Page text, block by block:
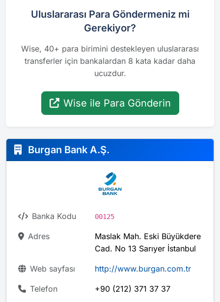
Uluslararası Para Göndermeniz mi
Gerekiyor?
Wise, 40+ para birimini destekleyen uluslararası
transferler için bankalardan 8 kata kadar daha
ucuzdur.
Wise ile Para Gönderin
Burgan Bank A.Ş.
Banka Kodu 00125
Adres
Maslak Mah. Eski Büyükdere
Cad. No 13 Sarıyer İstanbul
Web sayfası http://www.burgan.com.tr
Telefon +90 (212) 371 37 37